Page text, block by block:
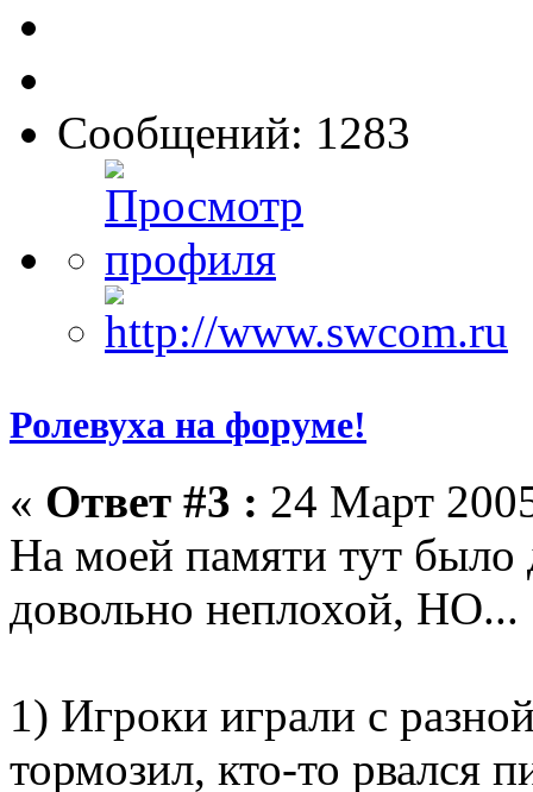
Сообщений: 1283
Ролевуха на форуме!
« Ответ #3 : 24 Март
На моей памяти тут было
довольно неплохой, НО...
1) Игроки играли с
тормозил, кто-то рвался